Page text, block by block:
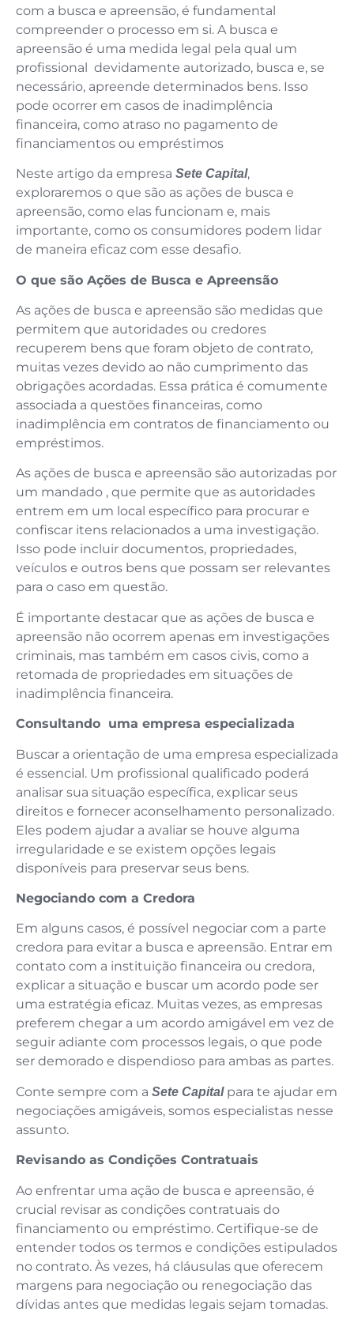
com a busca e apreensão, é fundamental
compreender o processo em si. A busca e
apreensão é uma medida legal pela qual um
profissional devidamente autorizado, busca e, se
necessário, apreende determinados bens. Isso
pode ocorrer em casos de inadimplência
financeira, como atraso no pagamento de
financiamentos ou empréstimos
Neste artigo da empresa Sete Capital,
exploraremos o que são as ações de busca e
apreensão, como elas funcionam e, mais
importante, como os consumidores podem lidar
de maneira eficaz com esse desafio.
O que são Ações de Busca e Apreensão
As ações de busca e apreensão são medidas que
permitem que autoridades ou credores
recuperem bens que foram objeto de contrato,
muitas vezes devido ao não cumprimento das
obrigações acordadas. Essa prática é comumente
associada a questões financeiras, como
inadimplência em contratos de financiamento ou
empréstimos.
As ações de busca e apreensão são autorizadas por
um mandado , que permite que as autoridades
entrem em um local específico para procurar e
confiscar itens relacionados a uma investigação.
Isso pode incluir documentos, propriedades,
veículos e outros bens que possam ser relevantes
para o caso em questão.
É importante destacar que as ações de busca e
apreensão não ocorrem apenas em investigações
criminais, mas também em casos civis, como a
retomada de propriedades em situações de
inadimplência financeira.
Consultando uma empresa especializada
Buscar a orientação de uma empresa especializada
é essencial. Um profissional qualificado poderá
analisar sua situação específica, explicar seus
direitos e fornecer aconselhamento personalizado.
Eles podem ajudar a avaliar se houve alguma
irregularidade e se existem opções legais
disponíveis para preservar seus bens.
Negociando com a Credora
Em alguns casos, é possível negociar com a parte
credora para evitar a busca e apreensão. Entrar em
contato com a instituição financeira ou credora,
explicar a situação e buscar um acordo pode ser
uma estratégia eficaz. Muitas vezes, as empresas
preferem chegar a um acordo amigável em vez de
seguir adiante com processos legais, o que pode
ser demorado e dispendioso para ambas as partes.
Conte sempre com a Sete Capital para te ajudar em
negociações amigáveis, somos especialistas nesse
assunto.
Revisando as Condições Contratuais
Ao enfrentar uma ação de busca e apreensão, é
crucial revisar as condições contratuais do
financiamento ou empréstimo. Certifique-se de
entender todos os termos e condições estipulados
no contrato. Às vezes, há cláusulas que oferecem
margens para negociação ou renegociação das
dívidas antes que medidas legais sejam tomadas.